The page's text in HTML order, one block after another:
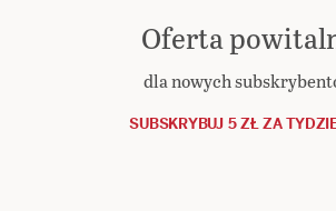
Oferta
dla nowych
SUBSKRYBUJ 5 ZŁ ZA